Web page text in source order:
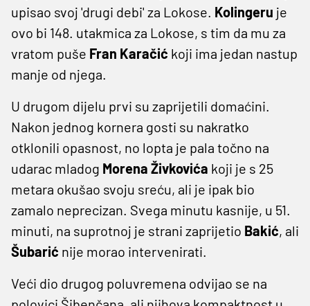
upisao svoj 'drugi debi' za Lokose. Kolingeru je
ovo bi 148. utakmica za Lokose, s tim da mu za
vratom puše Fran Karačić koji ima jedan nastup
manje od njega.
U drugom dijelu prvi su zaprijetili domaćini.
Nakon jednog kornera gosti su nakratko
otklonili opasnost, no lopta je pala točno na
udarac mladog Morena Živkovića koji je s 25
metara okušao svoju sreću, ali je ipak bio
zamalo neprecizan. Svega minutu kasnije, u 51.
minuti, na suprotnoj je strani zaprijetio Bakić, ali
Šubarić nije morao intervenirati.
Veći dio drugog poluvremena odvijao se na